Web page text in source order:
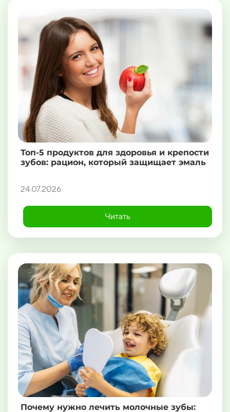
Топ-5 продуктов для здоровья и крепости
зубов: рацион, который защищает эмаль
24.07.2026
Читать
Почему нужно лечить молочные зубы: